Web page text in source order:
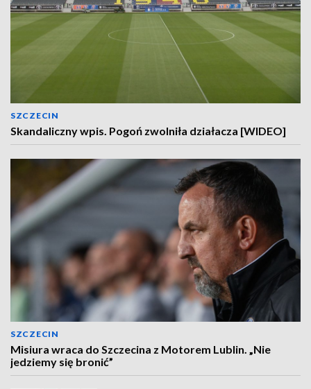
SZCZECIN
Skandaliczny wpis. Pogoń zwolniła działacza [WIDEO]
SZCZECIN
Misiura wraca do Szczecina z Motorem Lublin. „Nie
jedziemy się bronić”